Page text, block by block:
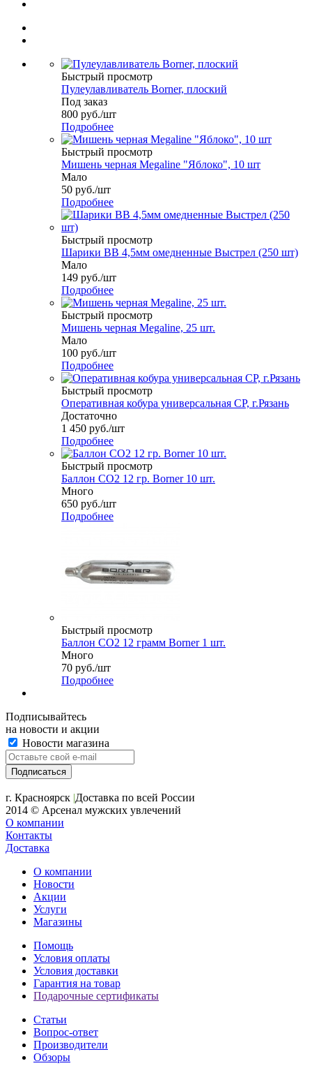
Быстрый просмотр
Пулеулавливатель Borner, плоский
Под заказ
800 руб./шт
Подробнее
Быстрый просмотр
Мишень черная Megaline "Яблоко", 10 шт
Мало
50 руб./шт
Подробнее
Быстрый просмотр
Шарики ВВ 4,5мм омедненные Выстрел (250 шт)
Мало
149 руб./шт
Подробнее
Быстрый просмотр
Мишень черная Megaline, 25 шт.
Мало
100 руб./шт
Подробнее
Быстрый просмотр
Оперативная кобура универсальная CP, г.Рязань
Достаточно
1 450 руб./шт
Подробнее
Быстрый просмотр
Баллон СО2 12 гр. Borner 10 шт.
Много
650 руб./шт
Подробнее
Быстрый просмотр
Баллон СО2 12 грамм Borner 1 шт.
Много
70 руб./шт
Подробнее
Подписывайтесь
на новости и акции
Новости магазина
г. Красноярск |Доставка по всей России
2014 © Арсенал мужских увлечений
О компании
Контакты
Доставка
О компании
Новости
Акции
Услуги
Магазины
Помощь
Условия оплаты
Условия доставки
Гарантия на товар
Подарочные сертификаты
Статьи
Вопрос-ответ
Производители
Обзоры